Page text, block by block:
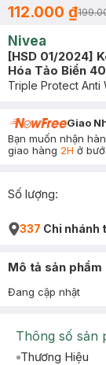
112.000 ₫
Nivea
[HSD 01/2024]
Hóa Tảo Biển
Triple Protect Anti
Giao
Bạn muốn nhận
giao hàng 2H ở
Số lượng:
337 Chi nhánh
Mô tả sản phẩm
Đang cập nhật
Thông số sản
Thương Hiệu